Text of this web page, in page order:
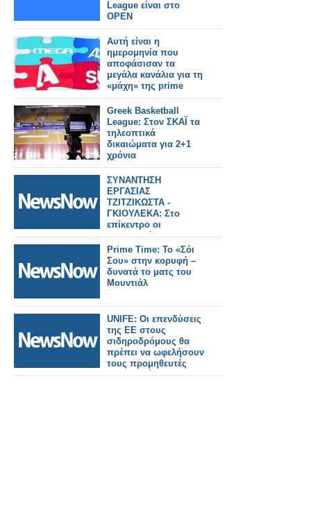
League είναι στο
OPEN
Αυτή είναι η
ημερομηνία που
αποφάσισαν τα
μεγάλα κανάλια για τη
«μάχη» της prime
time
Greek Basketball
League: Στον ΣΚΑΪ τα
τηλεοπτικά
δικαιώματα για 2+1
χρόνια
ΣΥΝΑΝΤΗΣΗ
ΕΡΓΑΣΙΑΣ
ΤΖΙΤΖΙΚΩΣΤΑ -
ΓΚΙΟΥΛΕΚΑ: Στο
επίκεντρο οι
προτεραιότητες της
ΕΕ για τα μεγάλα έργα
υποδομών και
μεταφορών, τον
τουρισμό και ο
Prime Time: Το «Σόι
Σου» στην κορυφή –
δυνατά τo ματς του
Μουντιάλ
UNIFE: Οι επενδύσεις
της ΕΕ στους
σιδηροδρόμους θα
πρέπει να ωφελήσουν
τους προμηθευτές
που εδρεύουν στην